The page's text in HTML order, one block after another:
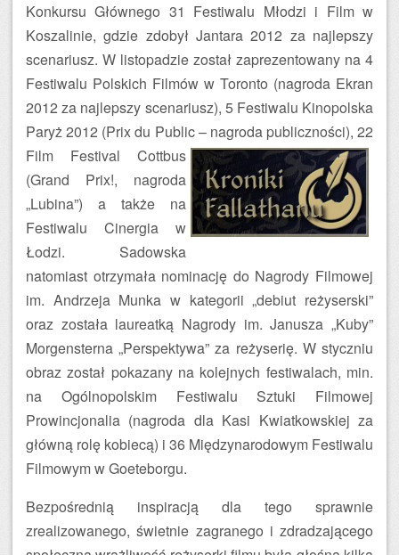
Konkursu Głównego 31 Festiwalu Młodzi i Film w
Koszalinie, gdzie zdobył Jantara 2012 za najlepszy
scenariusz. W listopadzie został zaprezentowany na 4
Festiwalu Polskich Filmów w Toronto (nagroda Ekran
2012 za najlepszy scenariusz), 5 Festiwalu Kinopolska
Paryż 2012 (Prix du Public – nagroda publiczności), 22
Film Festival Cottbus
(Grand Prix!, nagroda
„Lubina”) a także na
Festiwalu Cinergia w
Łodzi. Sadowska
natomiast otrzymała nominację do Nagrody Filmowej
im. Andrzeja Munka w kategorii „debiut reżyserski”
oraz została laureatką Nagrody im. Janusza „Kuby”
Morgensterna „Perspektywa” za reżyserię. W styczniu
obraz został pokazany na kolejnych festiwalach, min.
na Ogólnopolskim Festiwalu Sztuki Filmowej
Prowincjonalia (nagroda dla Kasi Kwiatkowskiej za
główną rolę kobiecą) i 36 Międzynarodowym Festiwalu
Filmowym w Goeteborgu.
Bezpośrednią inspiracją dla tego sprawnie
zrealizowanego, świetnie zagranego i zdradzającego